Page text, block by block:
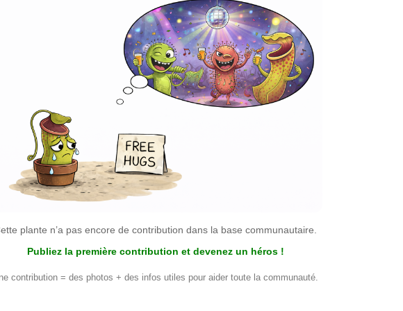
plante n’a pas encore de contribution dans la base communautaire.
Publiez la première contribution et devenez un héros !
contribution = des photos + des infos utiles pour aider toute la communauté.